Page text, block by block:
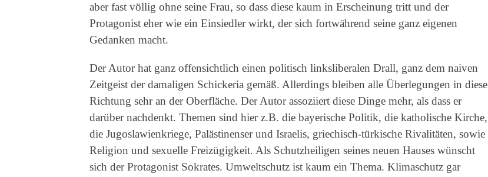
aber fast völlig ohne seine Frau, so dass diese kaum in Erscheinung tritt und der
Protagonist eher wie ein Einsiedler wirkt, der sich fortwährend seine ganz eigenen
Gedanken macht.
Der Autor hat ganz offensichtlich einen politisch linksliberalen Drall, ganz dem naiven
Zeitgeist der damaligen Schickeria gemäß. Allerdings bleiben alle Überlegungen in diese
Richtung sehr an der Oberfläche. Der Autor assoziiert diese Dinge mehr, als dass er
darüber nachdenkt. Themen sind hier z.B. die bayerische Politik, die katholische Kirche,
die Jugoslawienkriege, Palästinenser und Israelis, griechisch-türkische Rivalitäten, sowie
Religion und sexuelle Freizügigkeit. Als Schutzheiligen seines neuen Hauses wünscht
sich der Protagonist Sokrates. Umweltschutz ist kaum ein Thema. Klimaschutz gar